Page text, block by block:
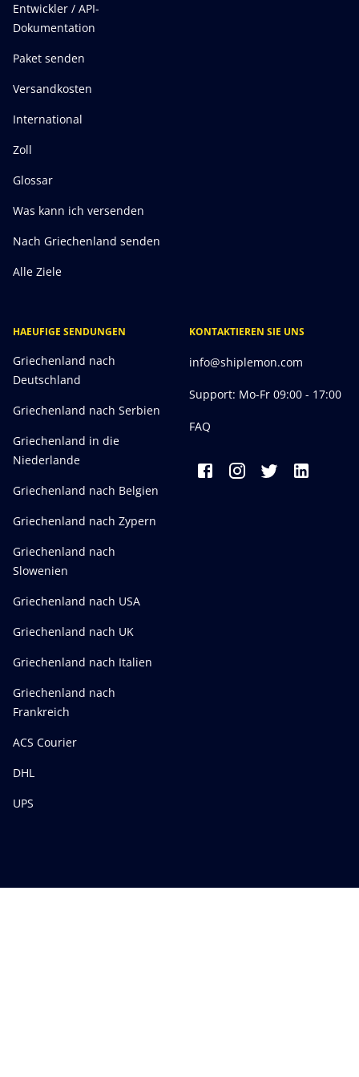
Entwickler / API-
Dokumentation
Paket senden
Versandkosten
International
Zoll
Glossar
Was kann ich versenden
Nach Griechenland senden
Alle Ziele
HAEUFIGE SENDUNGEN
Griechenland nach
Deutschland
Griechenland nach Serbien
Griechenland in die
Niederlande
Griechenland nach Belgien
Griechenland nach Zypern
Griechenland nach
Slowenien
Griechenland nach USA
Griechenland nach UK
Griechenland nach Italien
Griechenland nach
Frankreich
ACS Courier
DHL
UPS
KONTAKTIEREN SIE UNS
info@shiplemon.com
Support: Mo-Fr 09:00 - 17:00
FAQ